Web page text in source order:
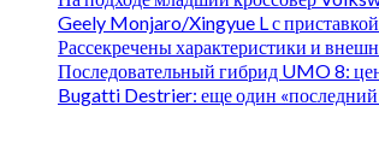
Geely Monjaro/Xingyue L с приставкой
Рассекречены характеристики и
Последовательный гибрид UMO 8:
Bugatti Destrier: еще один